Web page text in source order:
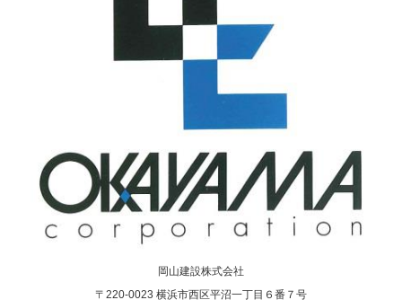
岡山建設株式会社
〒220-0023 横浜市西区平沼一丁目６番７号